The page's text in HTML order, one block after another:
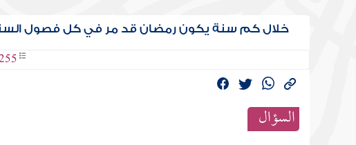
خلال كم سنة يكون رمضان قد مر في كل فصول
السؤال